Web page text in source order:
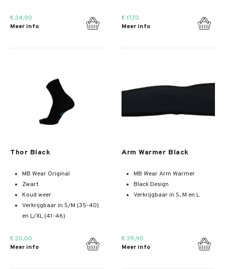
€ 24,90
Meer info
€ 17,70
Meer info
Thor Black
MB Wear Original
Zwart
Koud weer
Verkrijgbaar in S/M (35-40)
en L/XL (41-46)
€ 20,00
Meer info
Arm Warmer Black
MB Wear Arm Warmer
Black Design
Verkrijgbaar in S, M en L
€ 39,90
Meer info